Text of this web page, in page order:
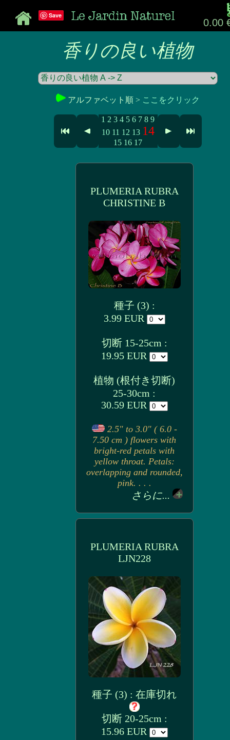
0.00
Save
香りの良い植物
アルファベット順 > ここをクリック
1 2 3 4 5 6 7 8 9
10 11 12 13 14
15 16 17
PLUMERIA RUBRA
CHRISTINE B
種子 (3) :
3.99 EUR
切断 15-25cm :
19.95 EUR
植物 (根付き切断)
25-30cm :
30.59 EUR
2.5" to 3.0" ( 6.0 -
7.50 cm ) flowers with
bright-red petals with
yellow throat. Petals:
overlapping and rounded,
pink. . . .
さらに...
PLUMERIA RUBRA
LJN228
種子 (3) : 在庫切れ
切断 20-25cm :
15.96 EUR